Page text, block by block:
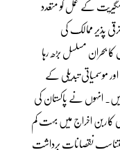
کے عمل کو متعدد
پذیر ممالک کی
کا بحران مسلسل بڑھ رہا
موسمیاتی تبدیلی کے
انہوں نے پاکستان کی
کاربن اخراج میں بہت کم
نقصانات برداشت